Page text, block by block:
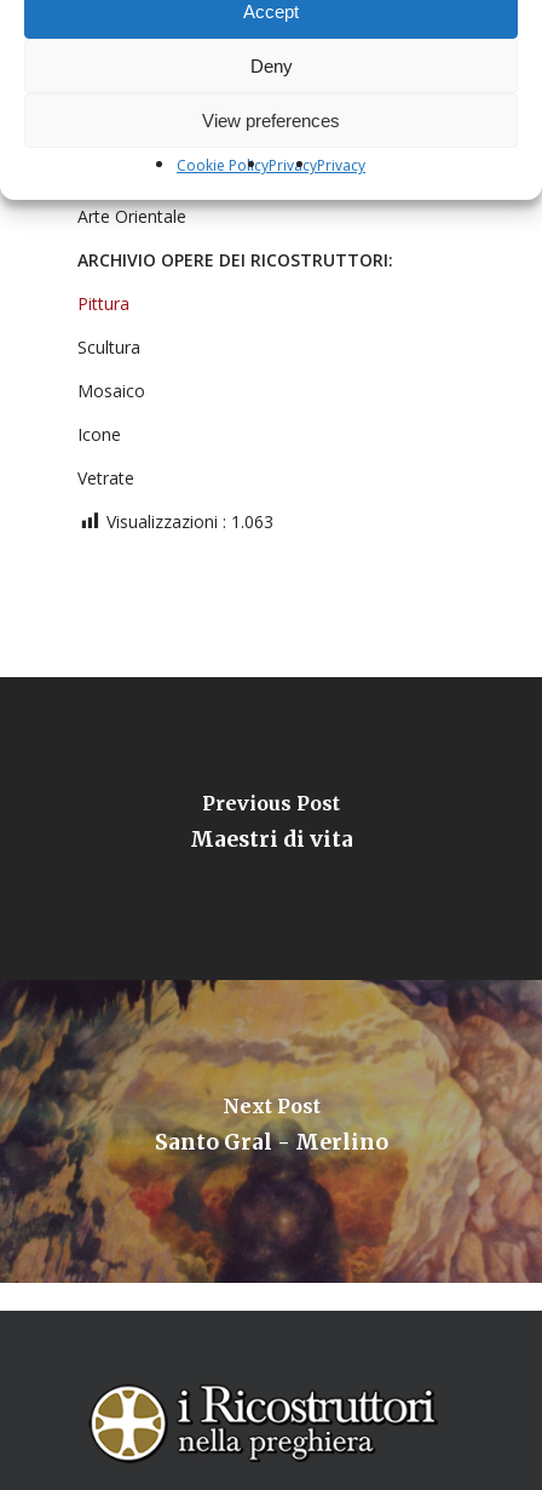
Accept
Deny
View preferences
Cookie PolicyPrivacyPrivacy
Arte antica
Arte Rinascimentale
Arte Orientale
ARCHIVIO OPERE DEI RICOSTRUTTORI:
Pittura
Scultura
Mosaico
Icone
Vetrate
Visualizzazioni : 1.063
Previous Post
Maestri di vita
Next Post
Santo Gral - Merlino